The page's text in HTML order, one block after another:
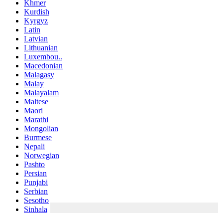
Khmer
Kurdish
Kyrgyz
Latin
Latvian
Lithuanian
Luxembou..
Macedonian
Malagasy
Malay
Malayalam
Maltese
Maori
Marathi
Mongolian
Burmese
Nepali
Norwegian
Pashto
Persian
Punjabi
Serbian
Sesotho
Sinhala